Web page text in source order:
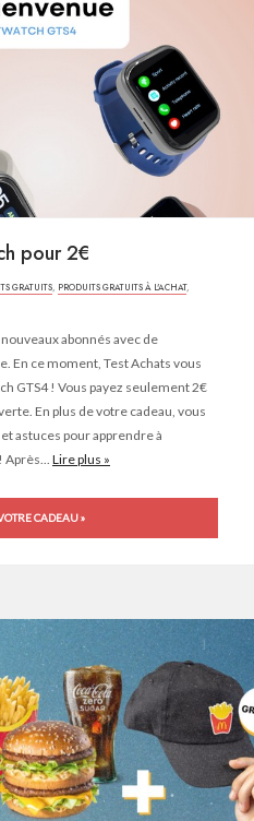
pour 2€
GRATUITS, PRODUITS GRATUITS À L'ACHAT,
abonnés avec de
En ce moment, Test Achats vous
GTS4 ! Vous payez seulement 2€
En plus de votre cadeau, vous
astuces pour apprendre à
Après... Lire plus »
CADEAU »